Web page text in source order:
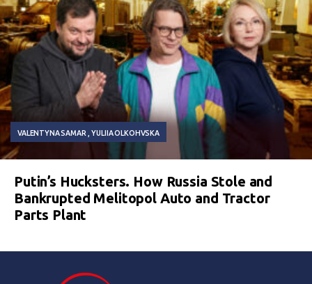
VALENTYNA SAMAR YULIIA OLKOHVSKA
Putin’s Hucksters. How Russia Stole and
Bankrupted Melitopol Auto and Tractor
Parts Plant